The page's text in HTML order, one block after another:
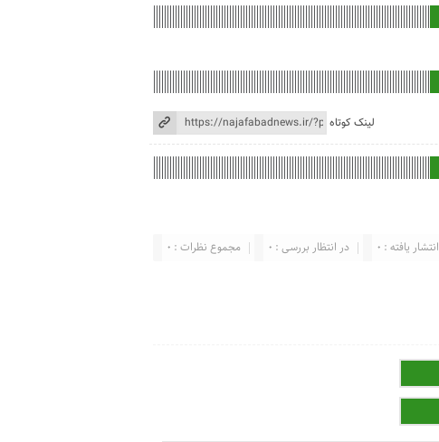
لینک کوتاه
مجموع نظرات : 0 در انتظار بررسی : 0 انتشار یافته : 0